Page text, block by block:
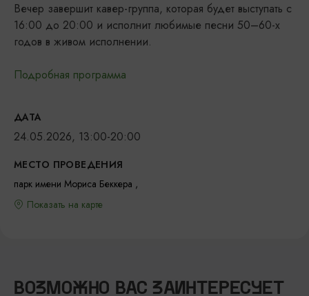
Вечер завершит кавер-группа, которая будет выступать с
16:00 до 20:00 и исполнит любимые песни 50–60-х
годов в живом исполнении.
Подробная программа
ДАТА
24.05.2026, 13:00-20:00
МЕСТО ПРОВЕДЕНИЯ
парк имени Мориса Беккера ,
Показать на карте
ВОЗМОЖНО ВАС ЗАИНТЕРЕСУЕТ